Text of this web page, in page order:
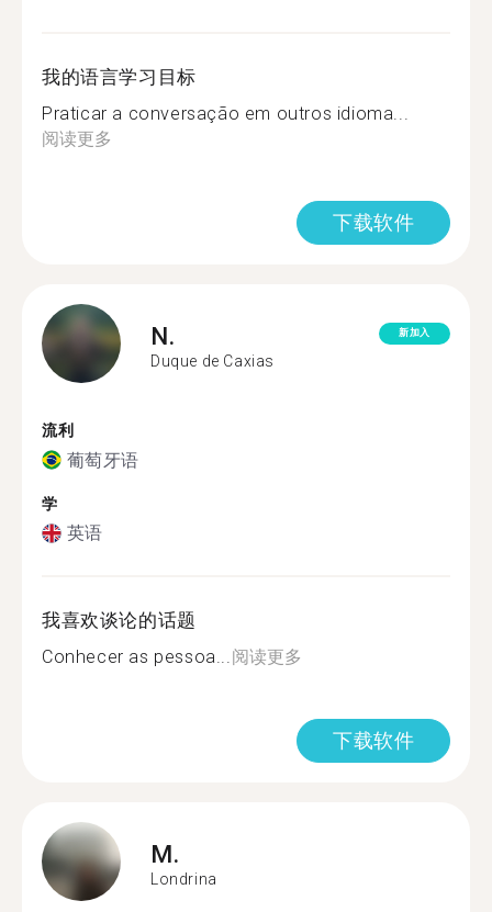
我的语言学习目标
Praticar a conversação em outros idioma...
阅读更多
下载软件
N.
Duque de Caxias
新加入
流利
葡萄牙语
学
英语
我喜欢谈论的话题
Conhecer as pessoa...阅读更多
下载软件
M.
Londrina